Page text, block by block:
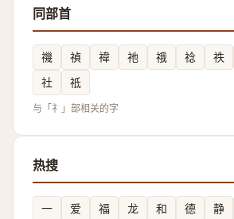
同部首
禨 禎 禕 祂 䄉 䄒 祑
社
祗
与「礻」部相关的字
热搜
一 爱 福 龙 和 德 静